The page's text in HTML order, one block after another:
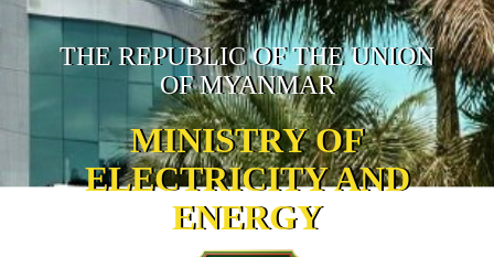
THE REPUBLIC OF THE UNION
OF MYANMAR
MINISTRY OF
ELECTRICITY AND
ENERGY